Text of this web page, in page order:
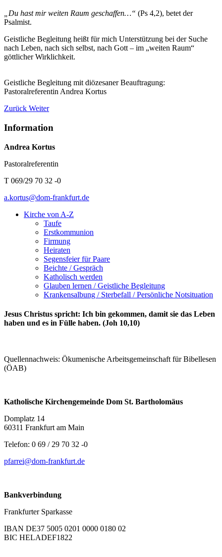
„Du hast mir weiten Raum geschaffen…“ (Ps 4,2), betet der
Psalmist.
Geistliche Begleitung heißt für mich Unterstützung bei der Suche
nach Leben, nach sich selbst, nach Gott – im „weiten Raum“
göttlicher Wirklichkeit.
Geistliche Begleitung mit diözesaner Beauftragung:
Pastoralreferentin Andrea Kortus
Zurück Weiter
Information
Andrea Kortus
Pastoralreferentin
T 069/29 70 32 -0
a.kortus@dom-frankfurt.de
Kirche von A-Z
Taufe
Erst­kommunion
Firmung
Heiraten
Segensfeier für Paare
Beichte /​ Gespräch
Katholisch werden
Glauben lernen / Geistliche Begleitung
Krankensalbung / Sterbefall / Persönliche Notsituation
Jesus Christus spricht: Ich bin gekommen, damit sie das Leben
haben und es in Fülle haben. (Joh 10,10)
Quellennachweis: Ökumenische Arbeitsgemeinschaft für Bibellesen
(ÖAB)
Katholische Kirchengemeinde Dom St. Bartholomäus
Domplatz 14
60311 Frankfurt am Main
Telefon: 0 69 / 29 70 32 -0
pfarrei@dom-frankfurt.de
Bankverbindung
Frankfurter Sparkasse
IBAN DE37 5005 0201 0000 0180 02
BIC HELADEF1822